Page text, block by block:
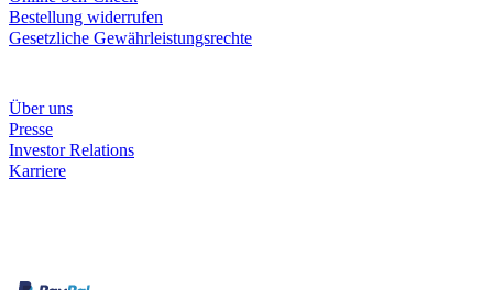
Bestellung widerrufen
Gesetzliche Gewährleistungsrechte
Über uns
Presse
Investor Relations
Karriere